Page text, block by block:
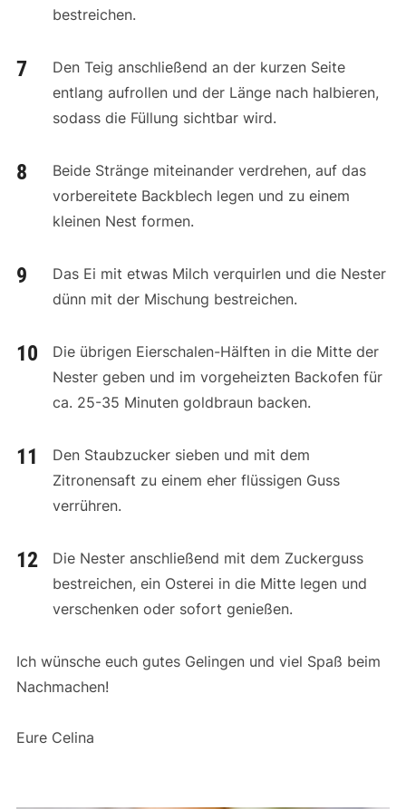
bestreichen.
Den Teig anschließend an der kurzen Seite
entlang aufrollen und der Länge nach halbieren,
sodass die Füllung sichtbar wird.
Beide Stränge miteinander verdrehen, auf das
vorbereitete Backblech legen und zu einem
kleinen Nest formen.
Das Ei mit etwas Milch verquirlen und die Nester
dünn mit der Mischung bestreichen.
Die übrigen Eierschalen-Hälften in die Mitte der
Nester geben und im vorgeheizten Backofen für
ca. 25-35 Minuten goldbraun backen.
Den Staubzucker sieben und mit dem
Zitronensaft zu einem eher flüssigen Guss
verrühren.
Die Nester anschließend mit dem Zuckerguss
bestreichen, ein Osterei in die Mitte legen und
verschenken oder sofort genießen.
Ich wünsche euch gutes Gelingen und viel Spaß beim
Nachmachen!
Eure Celina